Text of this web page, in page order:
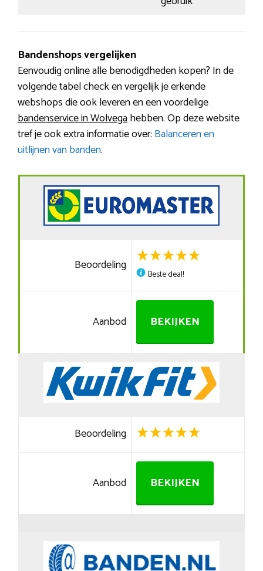
Bandenshops vergelijken
Eenvoudig online alle benodigdheden kopen? In de
volgende tabel check en vergelijk je erkende
webshops die ook leveren en een voordelige
bandenservice in Wolvegahebben. Op deze website
tref je ook extra informatie over: Balanceren en
uitlijnen van banden.
Beoordeling
Beste deal!
Aanbod BEKIJKEN
Beoordeling
Aanbod BEKIJKEN